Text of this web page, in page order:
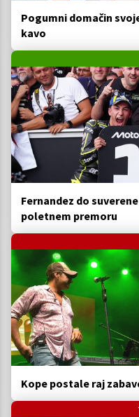
Pogumni domačin
kavo
Fernandez do
poletnem premoru
Kope postale raj